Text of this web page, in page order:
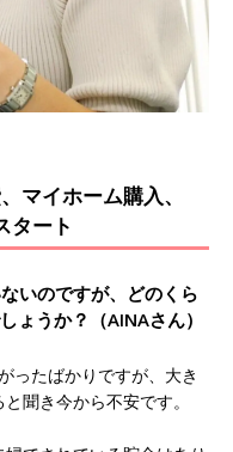
マイホーム購入、
タート
いのですが、どのくら
ょうか？（AINAさん）
ったばかりですが、大き
聞き今から不安です。